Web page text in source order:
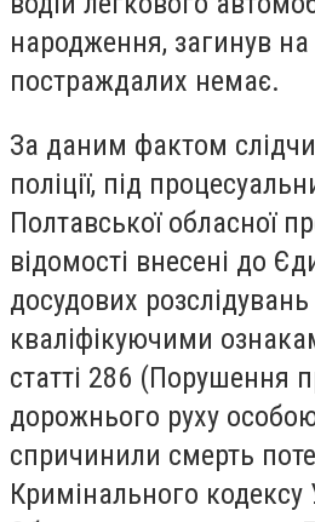
народження, загинув на
постраждалих немає.
За даним фактом
поліції, під
Полтавської обласної
відомості внесені до
досудових розслідувань
кваліфікуючими
статті 286 (Порушення
дорожнього руху
спричинили смерть
Кримінального кодексу